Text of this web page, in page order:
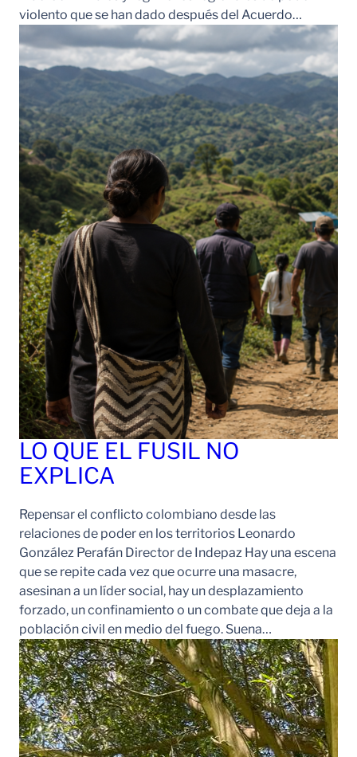
violento que se han dado después del Acuerdo…
LO QUE EL FUSIL NO
EXPLICA
Repensar el conflicto colombiano desde las
relaciones de poder en los territorios Leonardo
González Perafán Director de Indepaz Hay una escena
que se repite cada vez que ocurre una masacre,
asesinan a un líder social, hay un desplazamiento
forzado, un confinamiento o un combate que deja a la
población civil en medio del fuego. Suena…